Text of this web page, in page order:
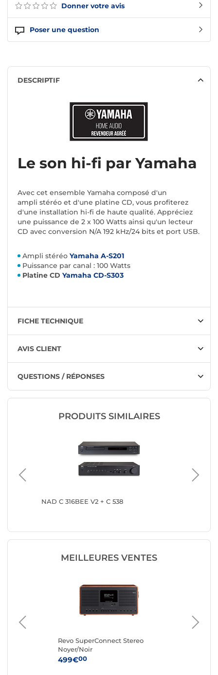
Donner votre avis
Poser une question
DESCRIPTIF
Le son hi-fi par Yamaha
Avec cet ensemble Yamaha composé d'un
ampli stéréo et d'une platine CD, vous profiterez
d'une installation hi-fi de haute qualité. Appréciez
une puissance de 2 x 100 Watts ainsi qu'un lecteur
CD avec conversion N/A 192 kHz/24 bits et port USB.
Ampli stéréo Yamaha A-S201
Puissance par canal : 100 Watts
Platine CD Yamaha CD-S303
FICHE TECHNIQUE
AVIS CLIENT
QUESTIONS / RÉPONSES
PRODUITS SIMILAIRES
NAD C 316BEE V2 + C 538
MEILLEURES VENTES
Revo SuperConnect Stereo
Noyer/Noir
499€00